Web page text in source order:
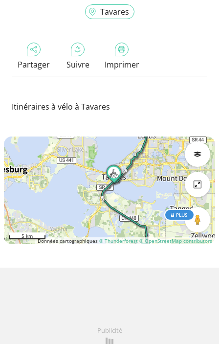
Tavares
Partager Suivre Imprimer
Itinéraires à vélo à Tavares
Données cartographiques © Thunderforest © OpenStreetMap contributors
PLUS
5 km
Publicité